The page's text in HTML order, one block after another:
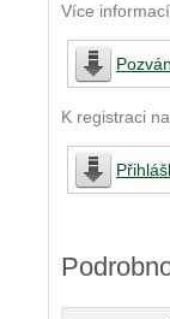
Více
K registraci